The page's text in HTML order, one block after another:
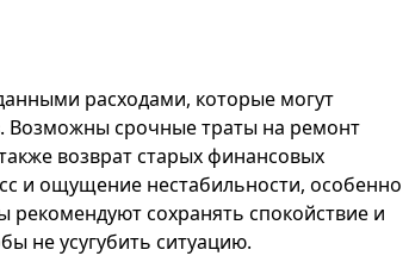
расходами, которые могут
Возможны срочные траты на ремонт
возврат старых финансовых
и ощущение нестабильности, особенно
сохранять спокойствие и
не усугубить ситуацию.